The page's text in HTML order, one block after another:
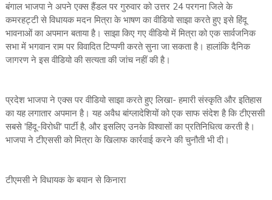
बंगाल भाजपा ने अपने एक्स हैंडल पर गुरुवार को उत्तर 24 परगना जिले के
कमरहट्टी से विधायक मदन मित्रा के भाषण का वीडियो साझा करते हुए इसे हिंदू
भावनाओं का अपमान बताया है। साझा किए गए वीडियो में मित्रा को एक सार्वजनिक
सभा में भगवान राम पर विवादित टिप्पणी करते सुना जा सकता है। हालांकि दैनिक
जागरण ने इस वीडियो की सत्यता की जांच नहीं की है।
प्रदेश भाजपा ने एक्स पर वीडियो साझा करते हुए लिखा- हमारी संस्कृति और इतिहास
का यह लगातार अपमान है। यह अवैध बांग्लादेशियों को एक साफ संदेश है कि टीएससी
सबसे 'हिंदू-विरोधी' पार्टी है, और इसलिए उनके विश्वासों का प्रतिनिधित्व करती है।
भाजपा ने टीएससी को मित्रा के खिलाफ कार्रवाई करने की चुनौती भी दी।
टीएमसी ने विधायक के बयान से किनारा